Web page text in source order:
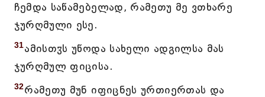
ჩემდა საწამებელად, რამეთუ მე ვთხარე
ჯურღმული ესე.
31ამისთჳს უწოდა სახელი ადგილსა მას
ჯურღმულ ფიცისა.
32რამეთუ მუნ იფიცნეს ურთიერთას და